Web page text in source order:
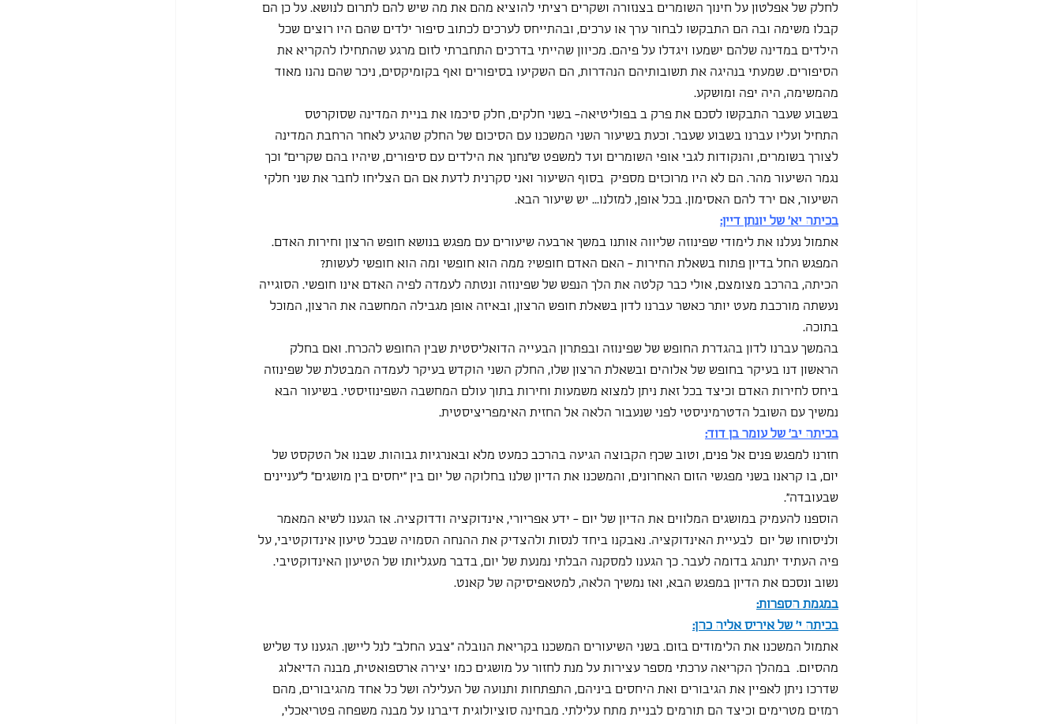
לחלק של אפלטון על חינוך השומרים בצנזורה ושקרים רציתי להוציא מהם את מה שיש להם לתרום לנושא. על כן הם
קבלו משימה ובה הם התבקשו לבחור ערך או ערכים, ובהתייחס לערכים לכתוב סיפור ילדים שהם היו רוצים שכל
הילדים במדינה שלהם ישמעו ויגדלו על פיהם. מכיוון שהייתי בדרכים התחברתי לזום מרגע שהתחילו להקריא את
הסיפורים. שמעתי בנהיגה את תשובותיהם הנהדרות, הם השקיעו בסיפורים ואף בקומיקסים, ניכר שהם נהנו מאוד
מהמשימה, היה יפה ומושקע.
בשבוע שעבר התבקשו לסכם את פרק ב בפוליטיאה- בשני חלקים, חלק סיכמו את בניית המדינה שסוקרטס
התחיל ועליו עברנו בשבוע שעבר. וכעת בשיעור השני המשכנו עם הסיכום של החלק שהגיע לאחר הרחבת המדינה
לצורך בשומרים, והנקודות לגבי אופי השומרים ועד למשפט ש"נחנך את הילדים עם סיפורים, שיהיו בהם שקרים" וכך
נגמר השיעור מהר. הם לא היו מרוכזים מספיק  בסוף השיעור ואני סקרנית לדעת אם הם הצליחו לחבר את שני חלקי
השיעור, אם ירד להם האסימון. בכל אופן, למזלנו... יש שיעור הבא.
בכיתה יא' של יונתן דיין:
אתמול נעלנו את לימודי שפינוזה שליווה אותנו במשך ארבעה שיעורים עם מפגש בנושא חופש הרצון וחירות האדם.
המפגש החל בדיון פתוח בשאלת החירות - האם האדם חופשי? ממה הוא חופשי ומה הוא חופשי לעשות?
הכיתה, בהרכב מצומצם, אולי כבר קלטה את הלך הנפש של שפינוזה ונטתה לעמדה לפיה האדם אינו חופשי. הסוגייה
נעשתה מורכבת מעט יותר כאשר עברנו לדון בשאלת חופש הרצון, ובאיזה אופן מגבילה המחשבה את הרצון, המוכל
בתוכה.
בהמשך עברנו לדון בהגדרת החופש של שפינוזה ובפתרון הבעייה הדואליסטית שבין החופש להכרח. ואם בחלק
הראשון דנו בעיקר בחופש של אלוהים ובשאלת הרצון שלו, החלק השני הוקדש בעיקר לעמדה המבטלת של שפינוזה
ביחס לחירות האדם וכיצד בכל זאת ניתן למצוא משמעות וחירות בתוך עולם המחשבה השפינוזיסטי. בשיעור הבא
נמשיך עם השובל הדטרמיניסטי לפני שנעבור הלאה אל החזית האימפריציסטית.
בכיתה יב' של עומר בן דוד:
חזרנו למפגש פנים אל פנים, וטוב שכך! הקבוצה הגיעה בהרכב כמעט מלא ובאנרגיות גבוהות. שבנו אל הטקסט של
יום, בו קראנו בשני מפגשי הזום האחרונים, והמשכנו את הדיון שלנו בחלוקה של יום בין "יחסים בין מושגים" ל"עניינים
שבעובדה".
הוספנו להעמיק במושגים המלווים את הדיון של יום - ידע אפריורי, אינדוקציה ודדוקציה. אז הגענו לשיא המאמר
ולניסוחו של יום  לבעיית האינדוקציה. נאבקנו ביחד לנסות ולהצדיק את ההנחה הסמויה שבכל טיעון אינדוקטיבי, על
פיה העתיד יתנהג בדומה לעבר. כך הגענו למסקנה הבלתי נמנעת של יום, בדבר מעגליותו של הטיעון האינדוקטיבי.
נשוב ונסכם את הדיון במפגש הבא, ואז נמשיך הלאה, למטאפיסיקה של קאנט.
במגמת הספרות:
בכיתה י' של איריס אליה כהן:
אתמול המשכנו את הלימודים בזום. בשני השיעורים המשכנו בקריאת הנובלה "צבע החלב" לנל ליישן. הגענו עד שליש
מהסיום.  במהלך הקריאה ערכתי מספר עצירות על מנת לחזור על מושגים כמו יצירה ארספואטית, מבנה הדיאלוג
שדרכו ניתן לאפיין את הגיבורים ואת היחסים ביניהם, התפתחות ותנועה של העלילה ושל כל אחד מהגיבורים, מהם
רמזים מטרימים וכיצד הם תורמים לבניית מתח עלילתי. מבחינה סוציולוגית דיברנו על מבנה משפחה פטריאכלי,